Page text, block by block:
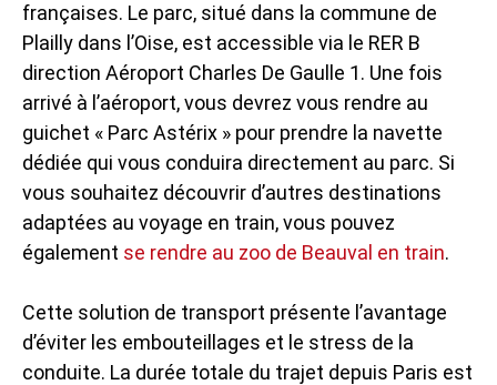
françaises. Le parc, situé dans la commune de
Plailly dans l’Oise, est accessible via le RER B
direction Aéroport Charles De Gaulle 1. Une fois
arrivé à l’aéroport, vous devrez vous rendre au
guichet « Parc Astérix » pour prendre la navette
dédiée qui vous conduira directement au parc. Si
vous souhaitez découvrir d’autres destinations
adaptées au voyage en train, vous pouvez
également se rendre au zoo de Beauval en train.
Cette solution de transport présente l’avantage
d’éviter les embouteillages et le stress de la
conduite. La durée totale du trajet depuis Paris est